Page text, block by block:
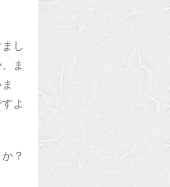
し
ま
よ
？